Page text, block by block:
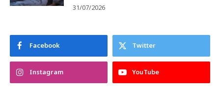
31/07/2026
Facebook Twitter
Instagram YouTube